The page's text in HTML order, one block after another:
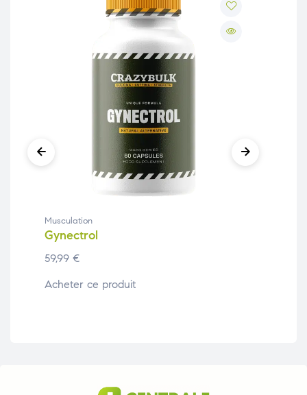
Musculation
Gynectrol
59,99 €
Acheter ce produit